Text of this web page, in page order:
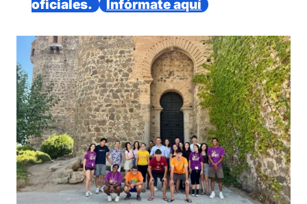
oficiales.
Infórmate aquí